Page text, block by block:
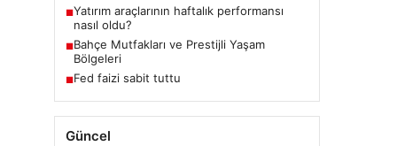
■Yatırım araçlarının haftalık performansı
nasıl oldu?
■Bahçe Mutfakları ve Prestijli Yaşam
Bölgeleri
■Fed faizi sabit tuttu
Güncel